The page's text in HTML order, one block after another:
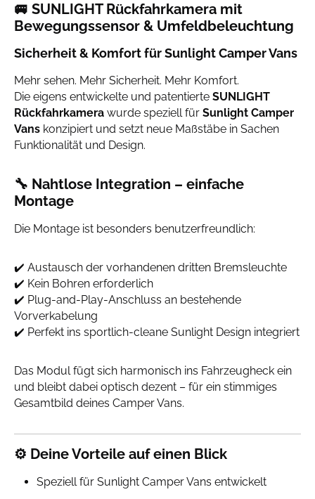
🚐 SUNLIGHT Rückfahrkamera mit
Bewegungssensor & Umfeldbeleuchtung
Sicherheit & Komfort für Sunlight Camper Vans
Mehr sehen. Mehr Sicherheit. Mehr Komfort.
Die eigens entwickelte und patentierte SUNLIGHT
Rückfahrkamera wurde speziell für Sunlight Camper
Vans konzipiert und setzt neue Maßstäbe in Sachen
Funktionalität und Design.
🔧 Nahtlose Integration – einfache
Montage
Die Montage ist besonders benutzerfreundlich:
✔️ Austausch der vorhandenen dritten Bremsleuchte
✔️ Kein Bohren erforderlich
✔️ Plug-and-Play-Anschluss an bestehende
Vorverkabelung
✔️ Perfekt ins sportlich-cleane Sunlight Design integriert
Das Modul fügt sich harmonisch ins Fahrzeugheck ein
und bleibt dabei optisch dezent – für ein stimmiges
Gesamtbild deines Camper Vans.
⚙️ Deine Vorteile auf einen Blick
Speziell für Sunlight Camper Vans entwickelt